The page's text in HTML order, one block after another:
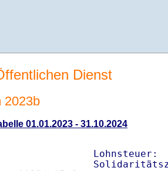
Dienst
2023b
01.01.2023 - 31.10.2024